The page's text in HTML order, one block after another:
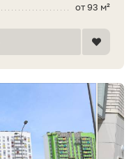
от 93 м²